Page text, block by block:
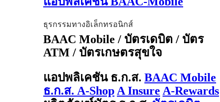
ธุรกรรมทางอิเล็กทรอนิกส์
BAAC Mobile / บัตรเดบิต / บัตร
ATM / บัตรเกษตรสุขใจ
แอปพลิเคชัน ธ.ก.ส. BAAC Mobile
ธ.ก.ส. A-Shop A Insure A-Rewards